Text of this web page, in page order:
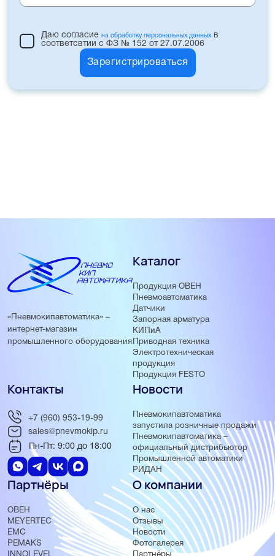
Даю согласие на обработку персональных данных в
соответсвтии с ФЗ № 152 от 27.07.2006
Зарегистрироваться
«Пневмокипавтоматика» –
интернет-магазин
промышленного оборудования
Каталог
Продукция ОВЕН
Пневмоавтоматика
Датчики
Запорная арматура
КИПиА
Приводная техника
Электротехническая
продукция
Продукция FESTO
Новости
Пневмокипавтоматика
запустила розничные продажи
Пневмокипавтоматика –
официальный дистрибьютор
Промышленной автоматики
РИДАН
Партнёры
ОВЕН
MEYERTEC
EMC
PEMAKS
О компании
О нас
Отзывы
Новости
Фотогалерея
Контакты
+7 (960) 953-19-99
sales@pnevmokip.ru
Пн-Пт: 9:00 до 18:00